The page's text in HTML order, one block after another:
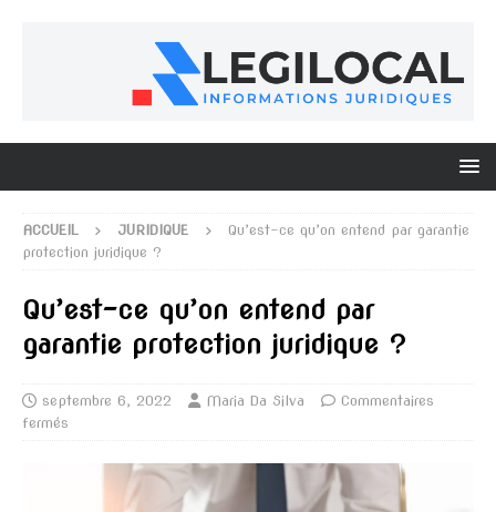
ACCUEIL JURIDIQUE
Qu’est-ce qu’on entend par garantie
protection juridique ?
Qu’est-ce qu’on entend par
garantie protection juridique ?
septembre 6, 2022 Maria Da Silva
Commentaires
fermés